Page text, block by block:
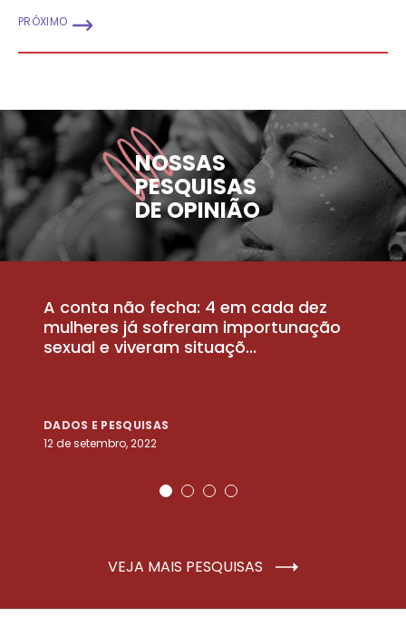
PRÓXIMO
NOSSAS
PESQUISAS
DE OPINIÃO
A conta não fecha: 4 em cada dez
mulheres já sofreram importunação
sexual e viveram situaçõ...
DADOS E PESQUISAS
12 de setembro, 2022
VEJA MAIS PESQUISAS